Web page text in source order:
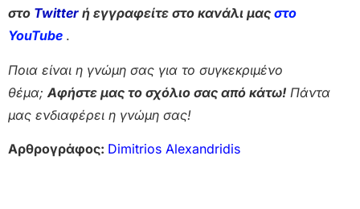
στο Twitter ή εγγραφείτε στο κανάλι μας στο
YouTube .
Ποια είναι η γνώμη σας για το συγκεκριμένο
θέμα; Αφήστε μας το σχόλιο σας από κάτω! Πάντα
μας ενδιαφέρει η γνώμη σας!
Αρθρογράφος: Dimitrios Alexandridis